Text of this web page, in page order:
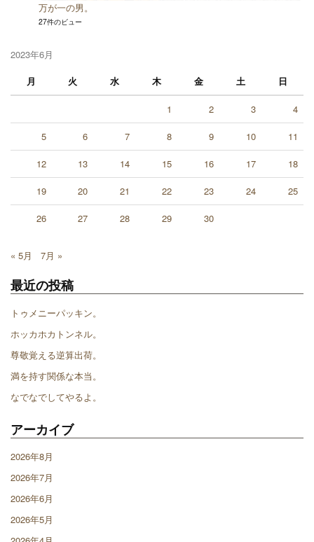
万が一の男。
27件のビュー
2023年6月
月
火 水 木 金 土 日
1 2 3 4
5 6 7 8 9 10 11
12 13 14 15 16 17 18
19 20 21 22 23 24 25
26 27 28 29 30
« 5月 7月 »
最近の投稿
トゥメニーパッキン。
ホッカホカトンネル。
尊敬覚える逆算出荷。
満を持す関係な本当。
なでなでしてやるよ。
アーカイブ
2026年8月
2026年7月
2026年6月
2026年5月